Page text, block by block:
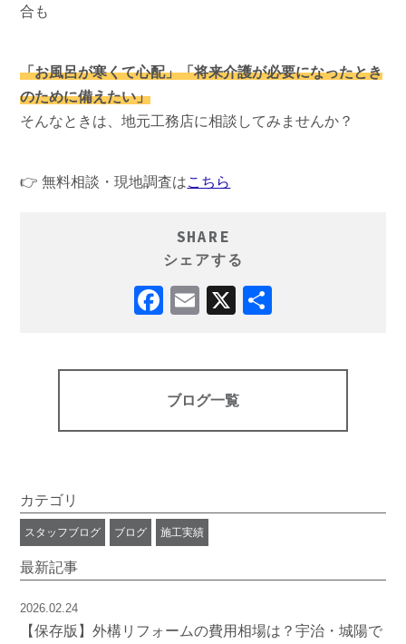
合も
「お風呂が寒くて心配」「将来介護が必要になったとき
のために備えたい」
そんなときは、地元工務店に相談してみませんか？
👉 無料相談・現地調査はこちら
SHARE
シェアする
ブログ一覧
カテゴリ
スタッフブログ ブログ 施工実績
最新記事
2026.02.24
【保存版】外構リフォームの費用相場は？宇治・城陽で